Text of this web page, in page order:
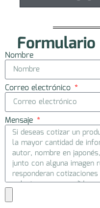
Nombre
Correo electrónico
Mensaje